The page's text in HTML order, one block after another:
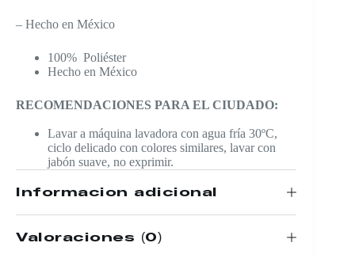
– Hecho en México
100% Poliéster
Hecho en México
RECOMENDACIONES PARA EL CIUDADO:
Lavar a máquina lavadora con agua fría 30ºC,
ciclo delicado con colores similares, lavar con
jabón suave, no exprimir.
Información adicional
Valoraciones (0)